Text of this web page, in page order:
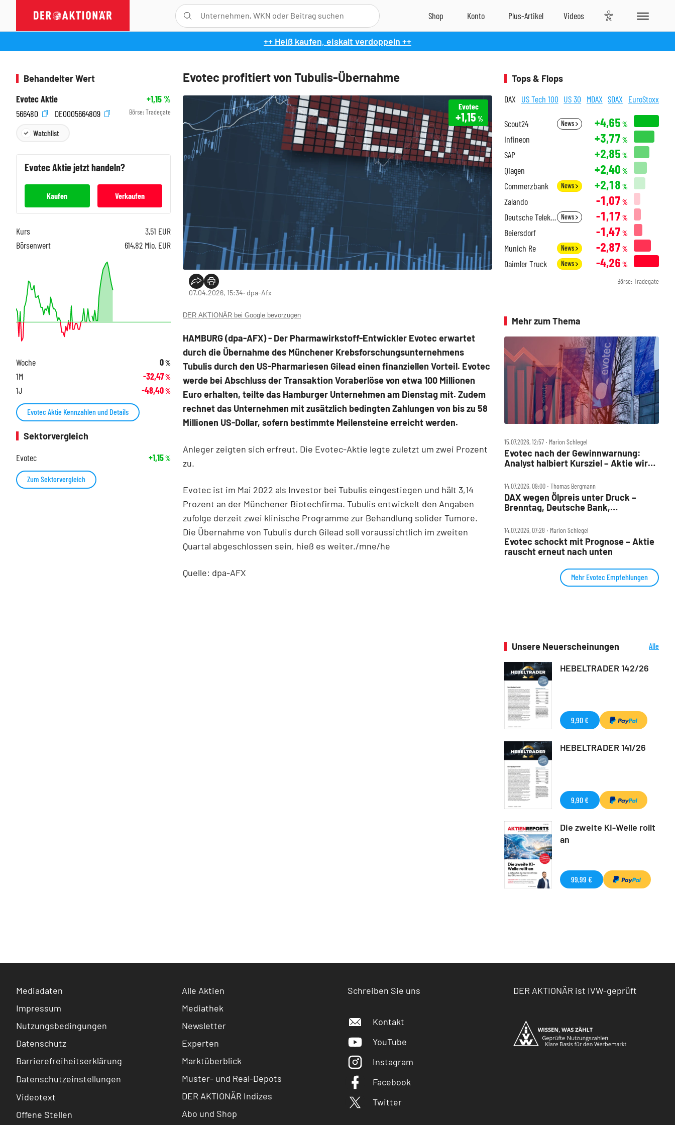
++ Heiß kaufen, eiskalt verdoppeln ++
Evotec profitiert von Tubulis-Übernahme
Evotec
+1,15 %
07.04.2026, 15:34‧ dpa-Afx
DER AKTIONÄR bei Google bevorzugen
HAMBURG (dpa-AFX) - Der Pharmawirkstoff-Entwickler Evotec erwartet
durch die Übernahme des Münchener Krebsforschungsunternehmens
Tubulis durch den US-Pharmariesen Gileadeinen finanziellen Vorteil. Evotec
werde bei Abschluss der Transaktion Voraberlöse von etwa 100 Millionen
Euro erhalten, teilte das Hamburger Unternehmen am Dienstag mit. Zudem
rechnet das Unternehmen mit zusätzlich bedingten Zahlungen von bis zu 58
Millionen US-Dollar, sofern bestimmte Meilensteine erreicht werden.
Anleger zeigten sich erfreut. Die Evotec-Aktie legte zuletzt um zwei Prozent
zu.
Evotec ist im Mai 2022 als Investor bei Tubulis eingestiegen und hält 3,14
Prozent an der Münchener Biotechfirma. Tubulis entwickelt den Angaben
zufolge derzeit zwei klinische Programme zur Behandlung solider Tumore.
Die Übernahme von Tubulis durch Gilead soll voraussichtlich im zweiten
Quartal abgeschlossen sein, hieß es weiter./mne/he
Quelle: dpa-AFX
Behandelter Wert
Evotec Aktie
+1,15%
566480
DE0005664809 Börse: Tradegate
Watchlist
EvotecAktie jetzt handeln?
Kaufen Verkaufen
Kurs 3,51 EUR
Börsenwert
614,82 Mio. EUR
Woche 0%
1M -32,47%
1J -48,40%
Evotec Aktie Kennzahlen und Details
Sektorvergleich
Evotec
+1,15%
Zum Sektorvergleich
Tops & Flops
DAX US Tech 100 US 30 MDAX SDAX EuroStoxx
Scout24 News +4,65 %
Infineon +3,77 %
SAP +2,85 %
Qiagen +2,40 %
Commerzbank News +2,18 %
Zalando -1,07 %
Deutsche Telekom News -1,17 %
Beiersdorf -1,47 %
Munich Re News -2,87 %
Daimler Truck News -4,26 %
Börse: Tradegate
Mehr zum Thema
15.07.2026, 12:57 ‧ Marion Schlegel
Evotec nach der Gewinnwarnung:
Analyst halbiert Kursziel – Aktie wird
14.07.2026, 09:00 ‧ Thomas Bergmann
DAX wegen Ölpreis unter Druck –
Brenntag, Deutsche Bank,
Volkswagen im Check
14.07.2026, 07:28 ‧ Marion Schlegel
Evotec schockt mit Prognose – Aktie
rauscht erneut nach unten
Mehr Evotec Empfehlungen
Unsere Neuerscheinungen
Alle
HEBELTRADER 142/26
9,90 €
HEBELTRADER 141/26
9,90 €
Die zweite KI-Welle rollt
an
99,99 €
Mediadaten
Impressum
Nutzungsbedingungen
Datenschutz
Barrierefreiheitserklärung
Datenschutzeinstellungen
Videotext
Offene Stellen
Alle Aktien
Mediathek
Newsletter
Experten
Marktüberblick
Muster- und Real-Depots
DER AKTIONÄR Indizes
Abo und Shop
Schreiben Sie uns
Kontakt
YouTube
Instagram
Facebook
Twitter
DER AKTIONÄR ist IVW-geprüft